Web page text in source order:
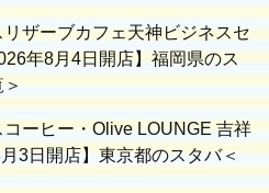
ザーブカフェ天神ビジネスセ
年8月4日開店】福岡県のス
＞
ーヒー・Olive LOUNGE 吉祥
3日開店】東京都のスタバ＜